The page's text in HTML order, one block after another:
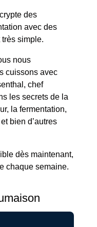
des
avec des
simple.
nous
cuissons avec
chef
les secrets de la
la fermentation,
bien d’autres
dès maintenant,
chaque semaine.